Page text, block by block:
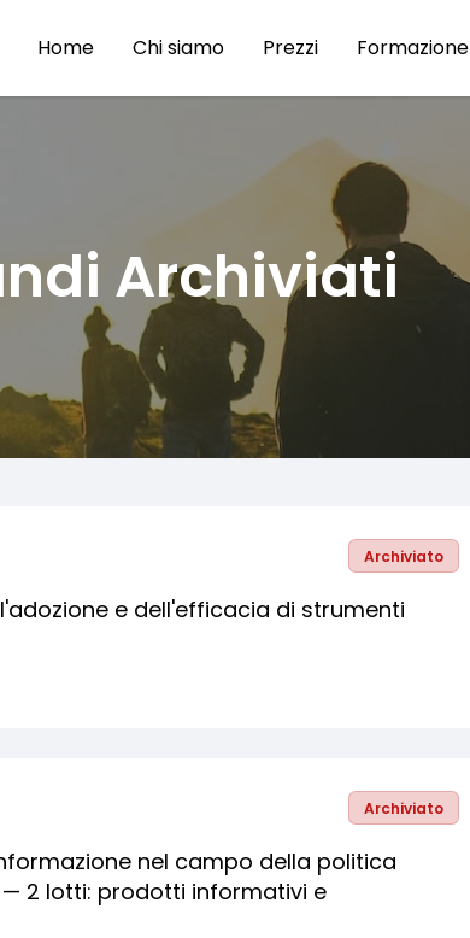
Home Chi siamo Prezzi Formazione
Archiviati
Archiviato
e dell'efficacia di strumenti
Archiviato
nel campo della politica
2 lotti: prodotti informativi e